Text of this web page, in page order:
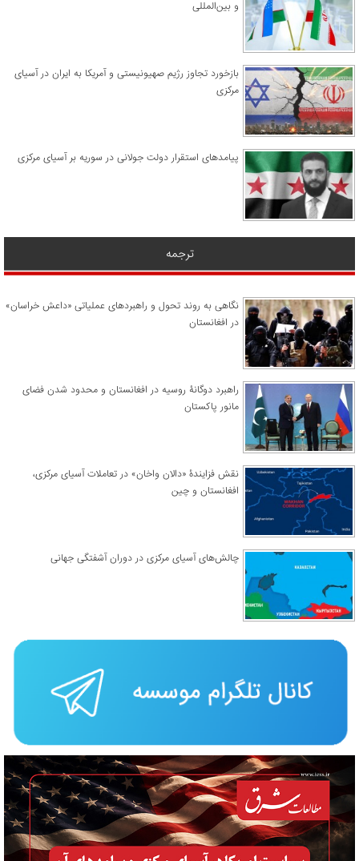
و بین‌المللی
​بازخورد تجاوز رژیم صهیونیستی و آمریکا به ایران در آسیای
مرکزی
پیامدهای استقرار دولت جولانی در سوریه بر آسیای مرکزی
ترجمه
نگاهی به روند تحول و راهبردهای عملیاتی «داعش خراسان»
در افغانستان
راهبرد دوگانۀ روسیه در افغانستان و محدود شدن فضای
مانور پاکستان
نقش فزایندۀ «دالان واخان» در تعاملات آسیای مرکزی،
افغانستان و چین
چالش‌های آسیای مرکزی در دوران آشفتگی جهانی